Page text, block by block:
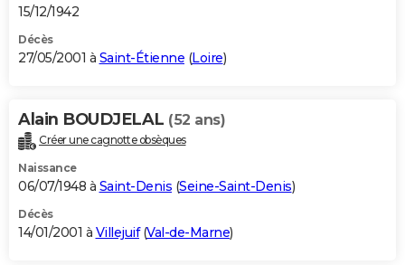
15/12/1942
Décès
27/05/2001 à Saint-Étienne (Loire)
Alain BOUDJELAL (52 ans)
Créer une cagnotte obsèques
Naissance
06/07/1948 à Saint-Denis (Seine-Saint-Denis)
Décès
14/01/2001 à Villejuif(Val-de-Marne)